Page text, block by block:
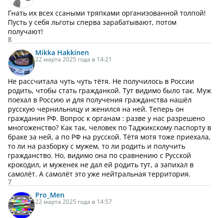
Гнать их всех ссаными тряпками организованной толпой!
Пусть у себя льготы сперва зарабатывают, потом
получают!
8
Mikka Hakkinen
22 марта 2025 года в 14:21
Не рассчитала чуть чуть тётя. Не получилось в России
родить, чтобы стать гражданкой. Тут видимо было так. Муж
поехал в Россию и для получения гражданства нашёл
русскую чернильницу и женился на ней. Теперь он
гражданин РФ. Вопрос к органам : разве у нас разрешено
многоженство? Как так, человек по Таджикскому паспорту в
браке за ней, а по РФ на русской. Тётя мотя тоже приехала,
то ли на разборку с мужем, то ли родить и получить
гражданство. Но, видимо она по сравнению с Русской
крокодил, и муженек не дал ей родить тут, а запихал в
самолёт. А самолёт это уже нейтральная территория.
7
Pro_Men
22 марта 2025 года в 14:57